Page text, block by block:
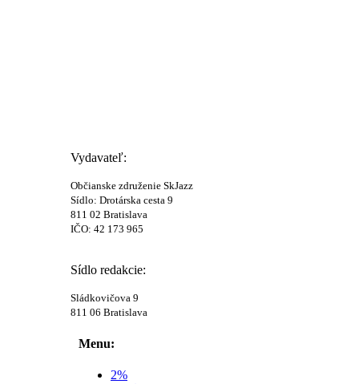
Vydavateľ:
Občianske združenie SkJazz
Sídlo: Drotárska cesta 9
811 02 Bratislava
IČO: 42 173 965
Sídlo redakcie:
Sládkovičova 9
811 06 Bratislava
Menu:
2%